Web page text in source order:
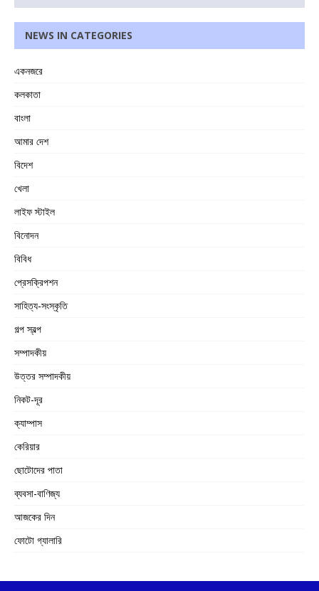
NEWS IN CATEGORIES
একনজরে
কলকাতা
বাংলা
আমার দেশ
বিদেশ
খেলা
লাইফ স্টাইল
বিনোদন
বিবিধ
প্রেসক্রিপশন
সাহিত্য-সংস্কৃতি
গল্প স্বল্প
সম্পাদকীয়
উত্তর সম্পাদকীয়
নিকট-দূর
ক্যাম্পাস
কেরিয়ার
ছোটোদের পাতা
ব্যবসা-বাণিজ্য
আজকের দিন
ফোটো গ্যালারি